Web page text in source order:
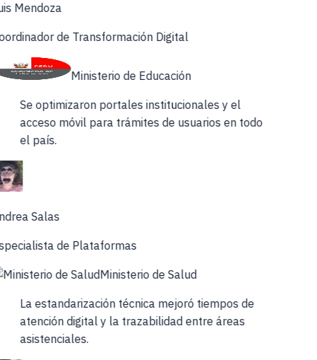
Mendoza
de Transformación Digital
Ministerio de Educación
Se optimizaron portales institucionales y el
acceso móvil para trámites de usuarios en todo
el país.
Salas
de Plataformas
Ministerio de Salud
La estandarización técnica mejoró tiempos de
atención digital y la trazabilidad entre áreas
asistenciales.